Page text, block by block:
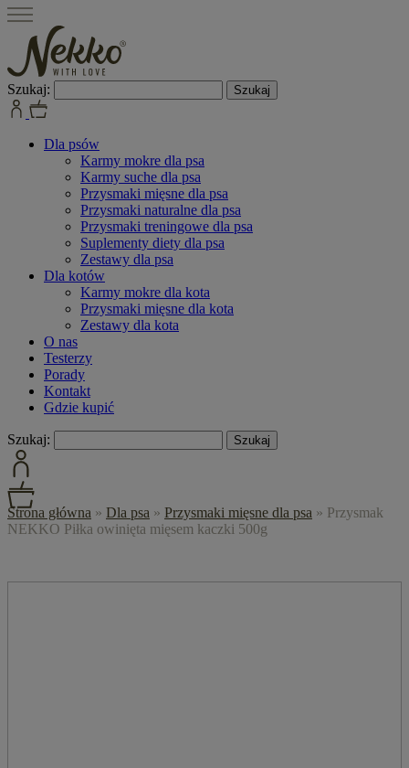
Szukaj:
Dla psów
Karmy mokre dla psa
Karmy suche dla psa
Przysmaki mięsne dla psa
Przysmaki naturalne dla psa
Przysmaki treningowe dla psa
Suplementy diety dla psa
Zestawy dla psa
Dla kotów
Karmy mokre dla kota
Przysmaki mięsne dla kota
Zestawy dla kota
O nas
Testerzy
Porady
Kontakt
Gdzie kupić
Szukaj:
Strona główna » Dla psa » Przysmaki mięsne dla psa » Przysmak
NEKKO Piłka owinięta mięsem kaczki 500g